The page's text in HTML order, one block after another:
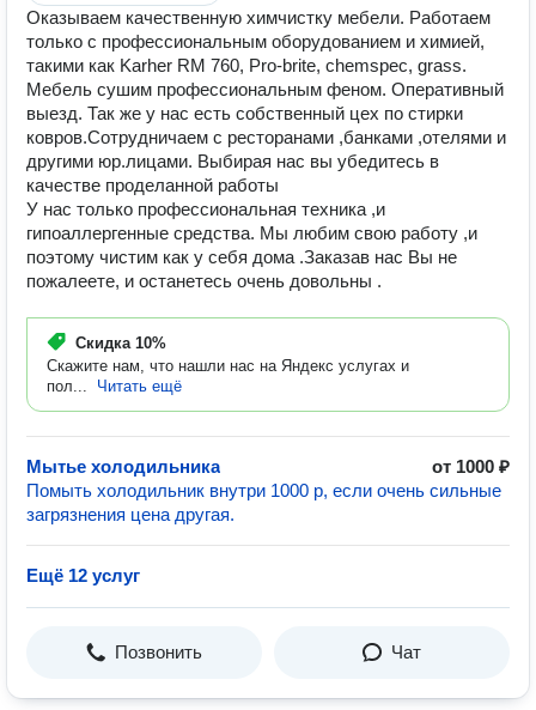
Оказываем качественную химчистку мебели. Работаем
только с профессиональным оборудованием и химией,
такими как Karher RM 760, Pro-brite, chemspec, grass.
Мебель сушим профессиональным феном. Оперативный
выезд. Так же у нас есть собственный цех по стирки
ковров.Сотрудничаем с ресторанами ,банками ,отелями и
другими юр.лицами. Выбирая нас вы убедитесь в
качестве проделанной работы
У нас только профессиональная техника ,и
гипоаллергенные средства. Мы любим свою работу ,и
поэтому чистим как у себя дома .Заказав нас Вы не
пожалеете, и останетесь очень довольны .
Скидка 10%
Скажите нам, что нашли нас на Яндекс услугах и
пол...
Читать ещё
Мытье холодильника
от 1000 ₽
Помыть холодильник внутри 1000 р, если очень сильные
загрязнения цена другая.
Ещё 12 услуг
Позвонить Чат